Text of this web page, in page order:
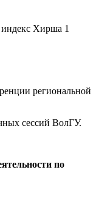
Хирша 1
региональной
сессий ВолГУ.
по